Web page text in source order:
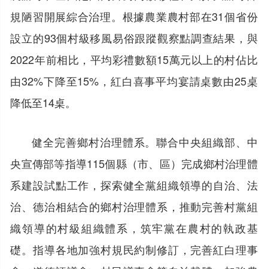
規陋習開展綜合治理。根據農業農村部在31個省份
設立的93個村級移風易俗跟蹤觀察點調查結果，與
2022年前相比，平均彩禮數額15萬元以上的村佔比
由32%下降至15%，紅白喜事平均宴請桌數由25桌
降低至14桌。
健全完善鄉村治理體系。聯合中央組織部、中
央宣傳部等指導115個縣（市、區）完成鄉村治理體
系建設試點工作，探索健全黨組織領導的自治、法
治、德治相結合的鄉村治理體系，推動完善村黨組
織領導的村級組織體系，筑牢黨在農村的執政基
礎。指導各地加強村規民約制修訂，完善紅白理事